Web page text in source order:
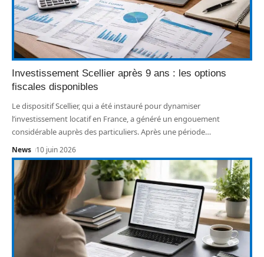
Investissement Scellier après 9 ans : les options
fiscales disponibles
Le dispositif Scellier, qui a été instauré pour dynamiser
l’investissement locatif en France, a généré un engouement
considérable auprès des particuliers. Après une période…
News 10 juin 2026